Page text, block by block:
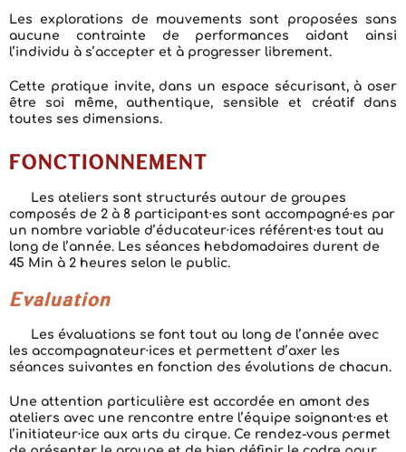
Les explorations de mouvements sont proposées sans
aucune contrainte de performances aidant ainsi
l’individu à s’accepter et à progresser librement.
Cette pratique invite, dans un espace sécurisant, à oser
être soi même, authentique, sensible et créatif dans
toutes ses dimensions.
FONCTIONNEMENT
Les ateliers sont structurés autour de groupes
composés de 2 à 8 participant·es sont accompagné·es par
un nombre variable d’éducateur·ices référent·es tout au
long de l’année. Les séances hebdomadaires durent de
45 Min à 2 heures selon le public.
Evaluation
Les évaluations se font tout au long de l’année avec
les accompagnateur·ices et permettent d’axer les
séances suivantes en fonction des évolutions de chacun.
Une attention particulière est accordée en amont des
ateliers avec une rencontre entre l’équipe soignant·es et
l’initiateur·ice aux arts du cirque. Ce rendez-vous permet